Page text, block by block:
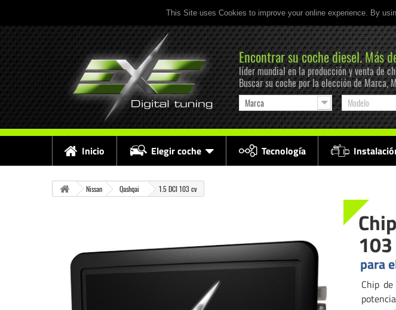
This Site uses Cookies to improve your online experience. By
Encontrar su coche diesel. Más
líder mundial en la producción y venta de
Buscar su coche por la elección de Marca,
Marca Modelo
Inicio Elegir coche Tecnología
Nissan Qashqai 1.5 DCI 103 cv
para
Chip